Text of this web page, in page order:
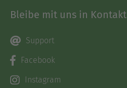
Bleibe mit uns in Kontakt
Support
Facebook
Instagram